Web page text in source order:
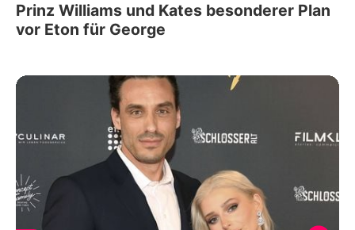
Prinz Williams und Kates besonderer Plan
vor Eton für George